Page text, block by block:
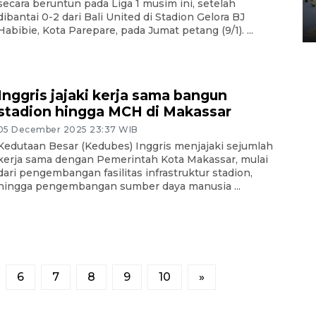
beruntun pada Liga 1 musim ini, setelah
0-2 dari Bali United di Stadion Gelora BJ
Kota Parepare, pada Jumat petang (9/1). ...
jajaki kerja sama bangun
hingga MCH di Makassar
December 2025 23:37 WIB
Besar (Kedubes) Inggris menjajaki sejumlah
sama dengan Pemerintah Kota Makassar, mulai
pengembangan fasilitas infrastruktur stadion,
pengembangan sumber daya manusia ...
6 7 8 9 10 »
Yogyakarta
02 April 2026 12:51 WIB